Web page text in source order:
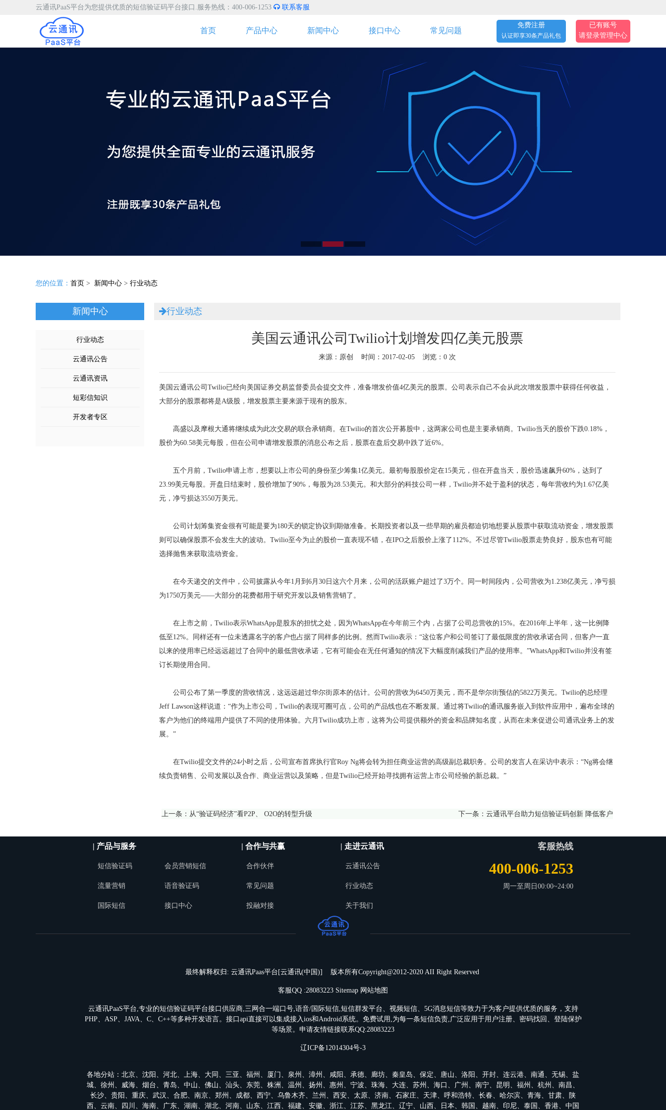
云通讯PaaS平台为您提供优质的短信验证码平台接口.服务热线：400-006-1253 联系客服
免费注册
认证即享30条产品礼包
已有账号
请登录管理中心
首页 产品中心 新闻中心 接口中心 常见问题
1 2 3
您的位置： 首页 > 新闻中心 > 行业动态
新闻中心
行业动态
云通讯公告
云通讯资讯
短彩信知识
开发者专区
行业动态
美国云通讯公司Twilio计划增发四亿美元股票
来源：原创 时间：2017-02-05 浏览：0 次
美国云通讯公司Twilio已经向美国证券交易监督委员会提交文件，准备增发价值4亿美元的股票。公司表示自己不会从此次增发股票中获得任何收益，
大部分的股票都将是A级股，增发股票主要来源于现有的股东。
高盛以及摩根大通将继续成为此次交易的联合承销商。在Twilio的首次公开募股中，这两家公司也是主要承销商。Twilio当天的股价下跌0.18%，
股价为60.58美元每股，但在公司申请增发股票的消息公布之后，股票在盘后交易中跌了近6%。
五个月前，Twilio申请上市，想要以上市公司的身份至少筹集1亿美元。最初每股股价定在15美元，但在开盘当天，股价迅速飙升60%，达到了
23.99美元每股。开盘日结束时，股价增加了90%，每股为28.53美元。和大部分的科技公司一样，Twilio并不处于盈利的状态，每年营收约为1.67亿美
元，净亏损达3550万美元。
公司计划筹集资金很有可能是要为180天的锁定协议到期做准备。长期投资者以及一些早期的雇员都迫切地想要从股票中获取流动资金，增发股票
则可以确保股票不会发生大的波动。Twilio至今为止的股价一直表现不错，在IPO之后股价上涨了112%。不过尽管Twilio股票走势良好，股东也有可能
选择抛售来获取流动资金。
在今天递交的文件中，公司披露从今年1月到6月30日这六个月来，公司的活跃账户超过了3万个。同一时间段内，公司营收为1.238亿美元，净亏损
为1750万美元——大部分的花费都用于研究开发以及销售营销了。
在上市之前，Twilio表示WhatsApp是股东的担忧之处，因为WhatsApp在今年前三个内，占据了公司总营收的15%。在2016年上半年，这一比例降
低至12%。同样还有一位未透露名字的客户也占据了同样多的比例。然而Twilio表示：“这位客户和公司签订了最低限度的营收承诺合同，但客户一直
以来的使用率已经远远超过了合同中的最低营收承诺，它有可能会在无任何通知的情况下大幅度削减我们产品的使用率。”WhatsApp和Twilio并没有签
订长期使用合同。
公司公布了第一季度的营收情况，这远远超过华尔街原本的估计。公司的营收为6450万美元，而不是华尔街预估的5822万美元。Twilio的总经理
Jeff Lawson这样说道：“作为上市公司，Twilio的表现可圈可点，公司的产品线也在不断发展。通过将Twilio的通讯服务嵌入到软件应用中，遍布全球的
客户为他们的终端用户提供了不同的使用体验。六月Twilio成功上市，这将为公司提供额外的资金和品牌知名度，从而在未来促进公司通讯业务上的发
展。”
在Twilio提交文件的24小时之后，公司宣布首席执行官Roy Ng将会转为担任商业运营的高级副总裁职务。公司的发言人在采访中表示：“Ng将会继
续负责销售、公司发展以及合作、商业运营以及策略，但是Twilio已经开始寻找拥有运营上市公司经验的新总裁。”
上一条： 从“验证码经济”看P2P、 O2O的转型升级 下一条： 云通讯平台助力短信验证码创新 降低客户
| 产品与服务
短信验证码 会员营销短信
流量营销 语音验证码
国际短信 接口中心
| 合作与共赢
合作伙伴
常见问题
投融对接
| 走进云通讯
云通讯公告
行业动态
关于我们
客服热线
400-006-1253
周一至周日00:00~24:00
最终解释权归: 云通讯Paas平台[云通讯(中国)] 版本所有Copyright@2012-2020 AII Right Reserved
客服QQ :28083223 Sitemap 网站地图
云通讯PaaS平台,专业的短信验证码平台接口供应商,三网合一端口号,语音/国际短信,短信群发平台、视频短信、5G消息短信等致力于为客户提供优质的服务，支持
PHP、ASP、JAVA、C、C++等多种开发语言。接口api直接可以集成接入ios和Android系统。免费试用,为每一条短信负责,广泛应用于用户注册、密码找回、登陆保护
等场景。 申请友情链接联系QQ:28083223
辽ICP备12014304号-3
各地分站： 北京、 沈阳 、 河北、 上海、 大同 、 三亚 、 福州 、 厦门 、 泉州 、 漳州 、 咸阳 、 承德、 廊坊、 秦皇岛、 保定、 唐山、 洛阳 、 开封、 连云港、 南通 、 无锡、 盐
城、 徐州 、 威海、 烟台、 青岛、 中山、 佛山、 汕头、 东莞、 株洲 、 温州 、 扬州 、 惠州 、 宁波、 珠海、 大连、 苏州 、 海口 、 广州 、 南宁、 昆明 、 福州 、 杭州 、 南昌 、
长沙、 贵阳 、 重庆、 武汉 、 合肥、 南京、 郑州 、 成都、 西宁、 乌鲁木齐、 兰州 、 西安、 太原、 济南、 石家庄、 天津、 呼和浩特、 长春、 哈尔滨、 青海、 甘肃、
陕
西、 云南、 四川 、 海南、 广东、 湖南、 湖北、 河南、 山东、 江西、 福建、 安徽、 浙江、 江苏、 黑龙江、 辽宁、 山西、 日本、 韩国 、 越南、 印尼、 泰国 、 香港、 中国